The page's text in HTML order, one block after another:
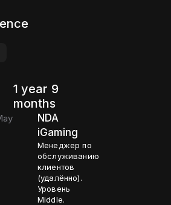
1 year 9
months
NDA
iGaming
Менеджер по
обслуживанию
клиентов
(удалённо).
Уровень
Middle.